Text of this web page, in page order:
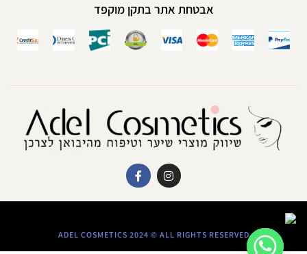
אבטחת אתר בתקן מוקפד
ADEL COSMETICS 2024 © ALL RIGHTS RESERVED​